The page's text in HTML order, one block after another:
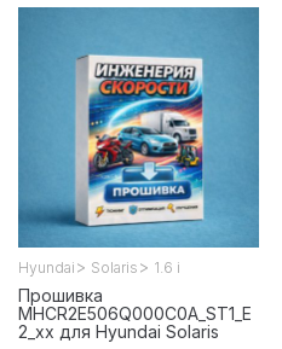
Hyundai > Solaris > 1.6 i
Прошивка
MHCR2E506Q000C0A_ST1_E
2_xx для Hyundai Solaris